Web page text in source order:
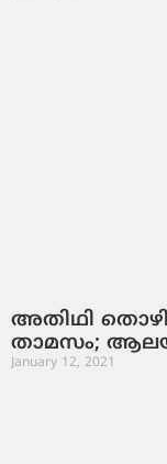
അതിഥി
താമസം; ആലയ്
January 12, 2021